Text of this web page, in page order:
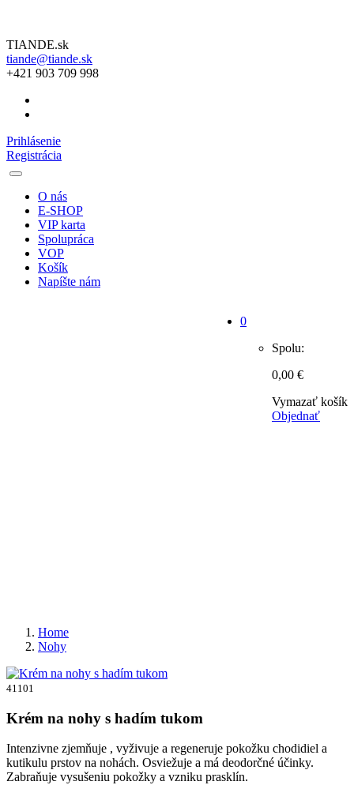
TIANDE.sk
tiande@tiande.sk
+421 903 709 998
Prihlásenie
Registrácia
O nás
E-SHOP
VIP karta
Spolupráca
VOP
Košík
Napíšte nám
0
Spolu:
0,00 €
Vymazať košík
Objednať
Home
Nohy
41101
Krém na nohy s hadím tukom
Intenzivne zjemňuje , vyživuje a regeneruje pokožku chodidiel a
kutikulu prstov na nohách. Osviežuje a má deodorčné účinky.
Zabraňuje vysušeniu pokožky a vzniku prasklín.